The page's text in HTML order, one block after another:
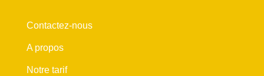
Contactez-nous
A propos
Notre tarif